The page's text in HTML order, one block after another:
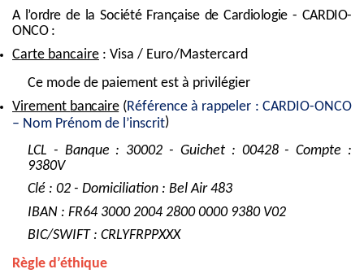
A l’ordre de la Société Française de Cardiologie - CARDIO-
ONCO :
Carte bancaire : Visa / Euro/Mastercard
Ce mode de paiement est à privilégier
Virement bancaire(Référence à rappeler : CARDIO-ONCO
– Nom Prénom de l’inscrit)
LCL - Banque : 30002 - Guichet : 00428 - Compte :
9380V
Clé : 02 - Domiciliation : Bel Air 483
IBAN : FR64 3000 2004 2800 0000 9380 V02
BIC/SWIFT : CRLYFRPPXXX
Règle d’éthique